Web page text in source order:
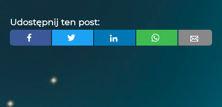
Udostępnij ten post: